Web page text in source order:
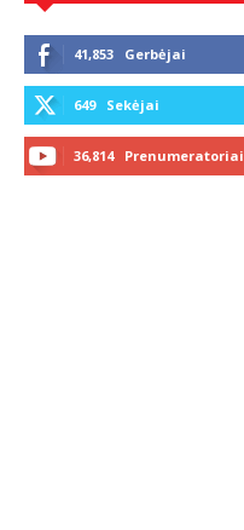
41,853 Gerbėjai
649 Sekėjai
36,814 Prenumeratoriai